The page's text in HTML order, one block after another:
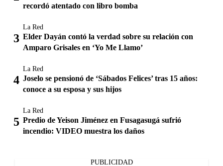
recordó atentado con libro bomba
La Red
Elder Dayán contó la verdad sobre su relación con
Amparo Grisales en ‘Yo Me Llamo’
La Red
Joselo se pensionó de ‘Sábados Felices’ tras 15 años:
conoce a su esposa y sus hijos
La Red
Predio de Yeison Jiménez en Fusagasugá sufrió
incendio: VIDEO muestra los daños
PUBLICIDAD